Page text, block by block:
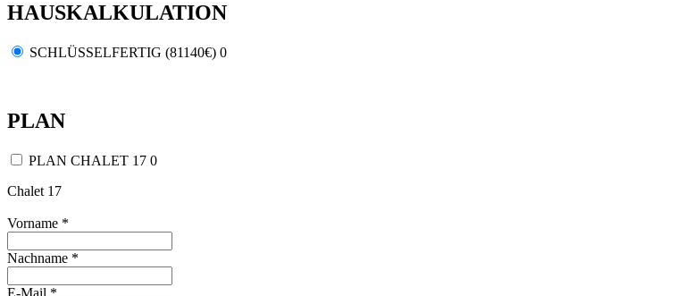
HAUSKALKULATION
SCHLÜSSELFERTIG (81140€) 0
PLAN
PLAN CHALET 17 0
Chalet 17
Vorname *
Nachname *
E-Mail *